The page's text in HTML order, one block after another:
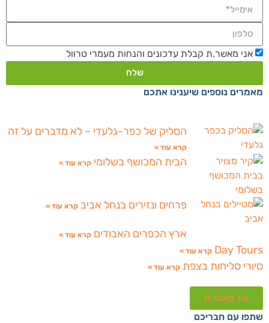
אני מאשר.ת קבלת עדכונים והנחות מעמרי טרוול
שלח
מאמרים נוספים שיענינו אתכם
הסליק של כפר-גלעדי – לא מדברים על זה
קרא עוד »
הבית המכושף בשלומי קרא עוד »
פרחים ונזירים בנחל אביב קרא עוד »
ארץ הכפרים האבודים קרא עוד »
Day Tours קרא עוד »
סיורי סליחות בצפת קרא עוד »
עוד מאמרים
שתפו עם חבריכם